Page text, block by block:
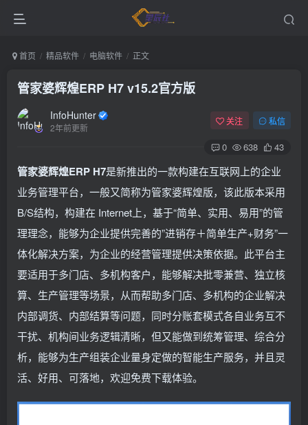
首页 精品软件 电脑软件 正文
管家婆辉煌ERP H7 v15.2官方版
InfoHunter
2年前更新
关注 私信
0 638 43
管家婆辉煌ERP H7是新推出的一款构建在互联网上的企业
业务管理平台，一般又简称为管家婆辉煌版，该此版本采用
B/S结构，构建在 Internet上，基于“简单、实用、易用”的管
理理念，能够为企业提供完善的”进销存＋简单生产+财务”一
体化解决方案，为企业的经营管理提供决策依据。此平台主
要适用于多门店、多机构客户，能够解决批零兼营、独立核
算、生产管理等场景，从而帮助多门店、多机构的企业解决
内部调货、内部结算等问题，同时分账套模式各自业务互不
干扰、机构间业务逻辑清晰，但又能做到统筹管理、综合分
析，能够为生产组装企业量身定做的智能生产服务，并且灵
活、好用、可落地，欢迎免费下载体验。